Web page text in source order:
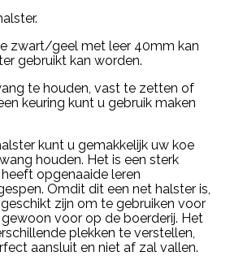
zwart/geel met leer 40mm kan
gebruikt kan worden.
te houden, vast te zetten of
keuring kunt u gebruik maken
kunt u gemakkelijk uw koe
houden. Het is een sterk
opgenaaide leren
Omdit dit een net halster is,
zijn om te gebruiken voor
voor op de boerderij. Het
plekken te verstellen,
aansluit en niet af zal vallen.